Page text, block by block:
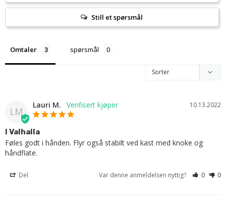
Still et spørsmål
Omtaler spørsmål
LM
10.13.2022
Lauri M.
I Valhalla
Føles godt i hånden. Flyr også stabilt ved kast med knoke og
håndflate.
Del Var denne anmeldelsen nyttig? 0 0